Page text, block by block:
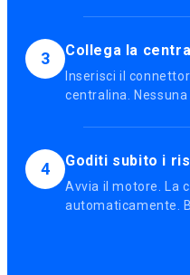
3 Collega la
Inserisci il
centralina.
4 Goditi subito i
Avvia il motore. La
automaticamente.